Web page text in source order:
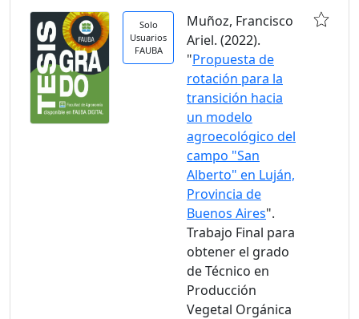
Solo
Usuarios
FAUBA
Muñoz, Francisco
Ariel. (2022).
"Propuesta de
rotación para la
transición hacia
un modelo
agroecológico del
campo "San
Alberto" en Luján,
Provincia de
Buenos Aires".
Trabajo Final para
obtener el grado
de Técnico en
Producción
Vegetal Orgánica